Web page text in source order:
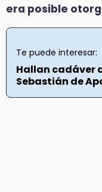
era posible
Te puede interesar:
Hallan cadáver
Sebastián de